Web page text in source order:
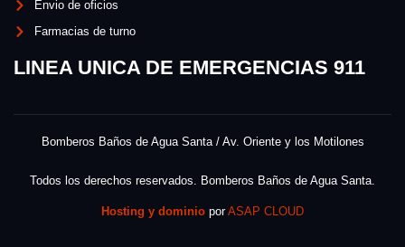
Envio de oficios
Farmacias de turno
LINEA UNICA DE EMERGENCIAS 911
Bomberos Baños de Agua Santa / Av. Oriente y los Motilones
Todos los derechos reservados. Bomberos Baños de Agua Santa.
Hosting y dominio porASAP CLOUD